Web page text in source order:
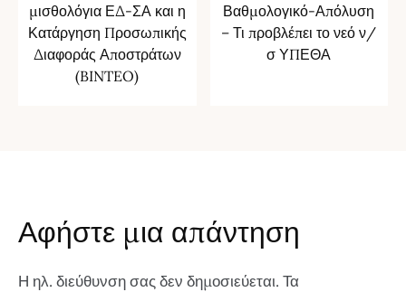
μισθολόγια ΕΔ-ΣΑ και η
Κατάργηση Προσωπικής
Διαφοράς Αποστράτων
(BINTEO)
Βαθμολογικό-Απόλυση
– Τι προβλέπει το νεό ν/
σ ΥΠΕΘΑ
Αφήστε μια απάντηση
Η ηλ. διεύθυνση σας δεν δημοσιεύεται. Τα